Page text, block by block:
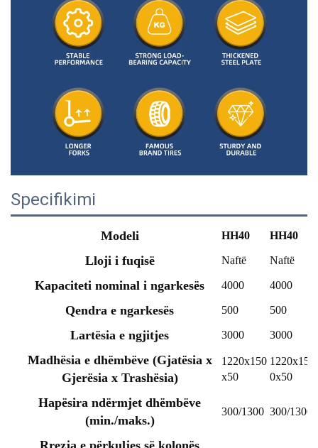
Specifikimi
Modeli HH40 HH40
Lloji i fuqisë Naftë Naftë
Kapaciteti nominal i ngarkesës 4000 4000
Qendra e ngarkesës 500 500
Lartësia e ngjitjes 3000 3000
Madhësia e dhëmbëve (Gjatësia x
Gjerësia x Trashësia)
1220x150
x50
1220x15
0x50
Hapësira ndërmjet dhëmbëve
(min./maks.)
300/1300 300/1300